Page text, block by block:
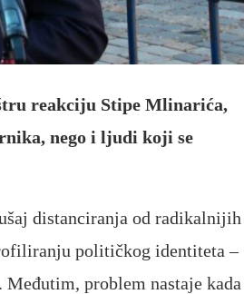
reakciju Stipe Mlinarića,
nego i ljudi koji se
distanciranja od radikalnijih
političkog identiteta –
problem nastaje kada